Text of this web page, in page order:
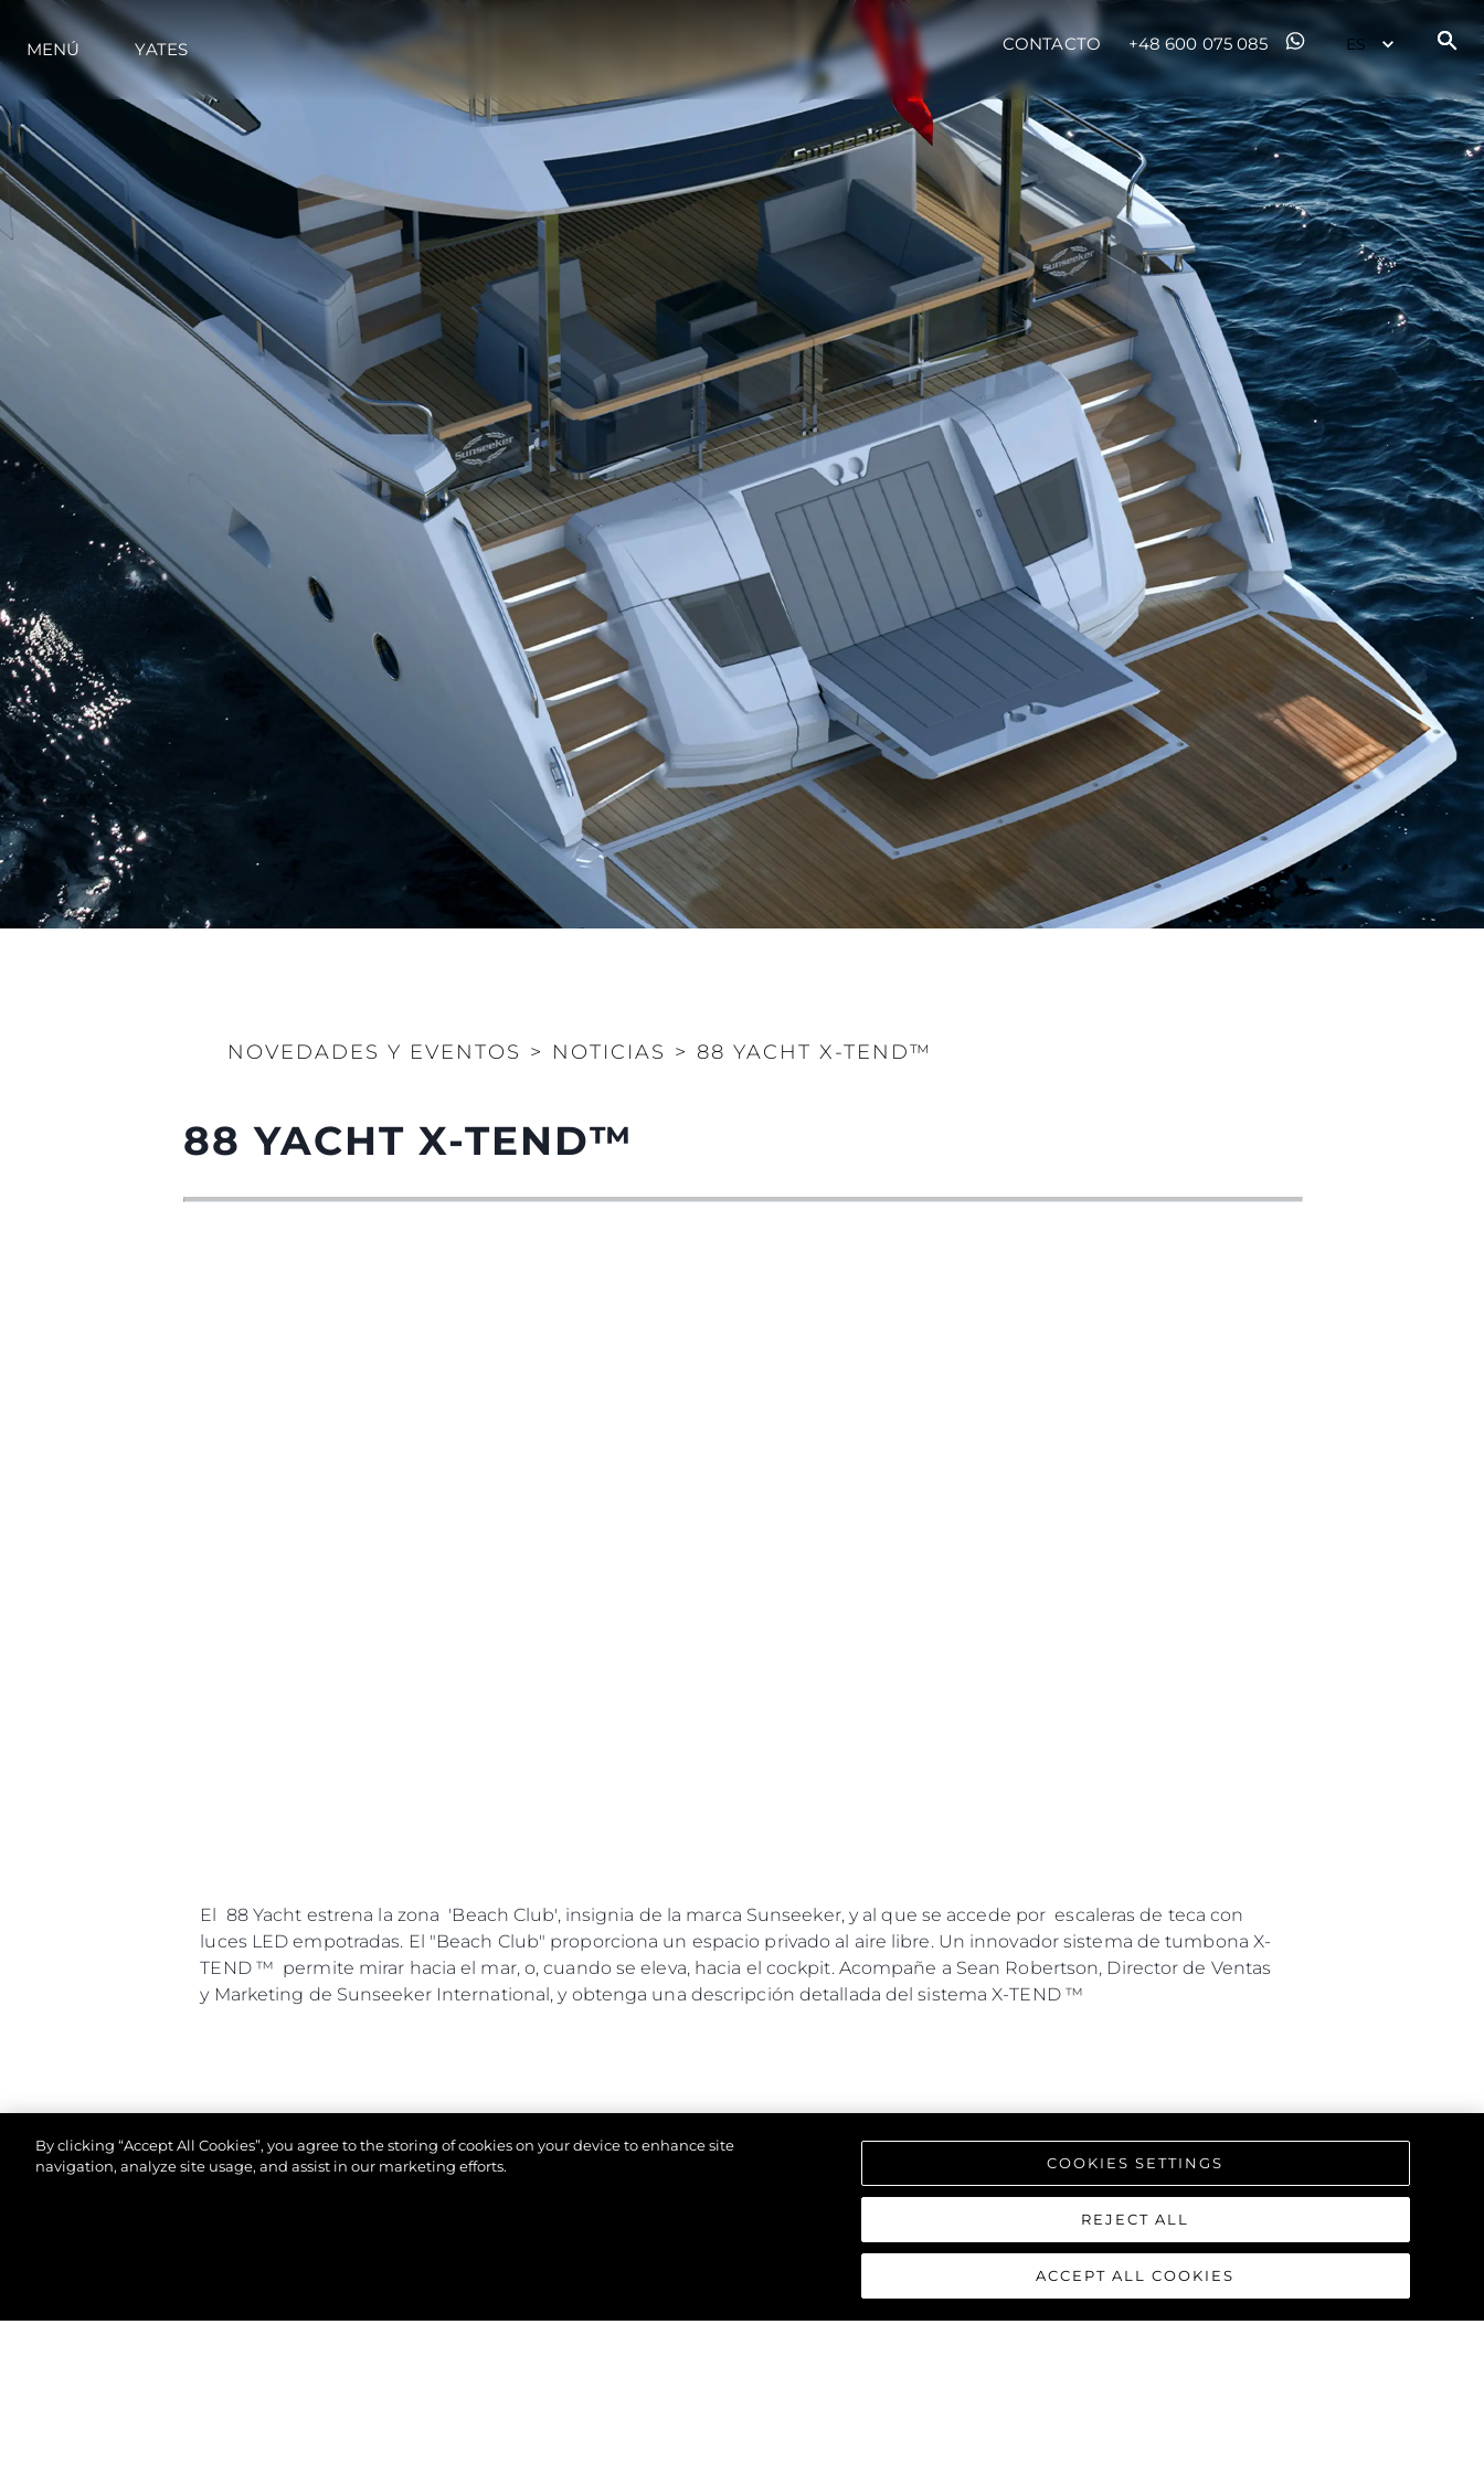
MENÚ YATES CONTACTO +48 600 075 085
NOVEDADES Y EVENTOS > NOTICIAS > 88 YACHT X-TEND™
88 YACHT X-TEND™
El 88 Yacht estrena la zona 'Beach Club', insignia de la marca Sunseeker, y al que se accede por escaleras de teca con
luces LED empotradas. El "Beach Club" proporciona un espacio privado al aire libre. Un innovador sistema de tumbona X-
TEND ™ permite mirar hacia el mar, o, cuando se eleva, hacia el cockpit. Acompañe a Sean Robertson, Director de Ventas
y Marketing de Sunseeker International, y obtenga una descripción detallada del sistema X-TEND ™
Información
Mapa
Contacto
Preferencias De Cookies
Legal
POLÍTICA DE PRIVACIDAD
DECLARACIÓN EN CONTRA
DE LA ESCLAVITUD
MODERNA
TERMINOS Y CONDICIONES
POLÍTICA DE COOKIES
OFERTAS DE TRABAJO
¿Quiénes Somos?
Brokerage
Charter
Noticias
Eventos
Innovación
¿Quiénes Somos?
El Equipo
Estilo De Vida
Historia
Valore Su Embarcación
By clicking “Accept All Cookies”, you agree to the storing of cookies on your device to enhance site
navigation, analyze site usage, and assist in our marketing efforts.
COOKIES SETTINGS
REJECT ALL
ACCEPT ALL COOKIES